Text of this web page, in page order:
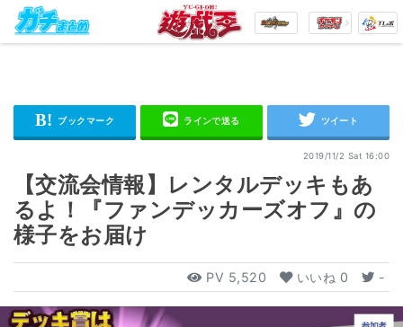
2019/11/2 Sat 16:00
【交流会情報】レンタルデッキもあ
るよ！『ファンデッカーズオフ』の
様子をお届け
PV 5,520 いいね 0 -